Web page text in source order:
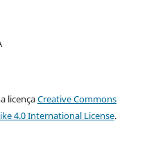
licençaCreative Commons
4.0 International License.